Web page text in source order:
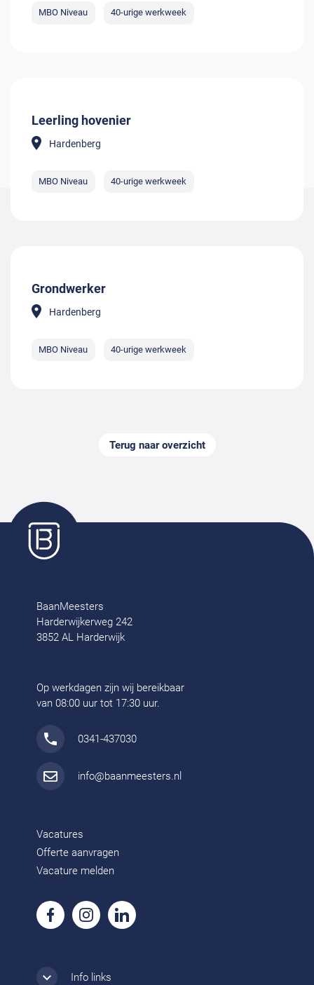
MBO Niveau 40-urige werkweek
Leerling hovenier
Hardenberg
MBO Niveau 40-urige werkweek
Grondwerker
Hardenberg
MBO Niveau 40-urige werkweek
Terug naar overzicht
BaanMeesters
Harderwijkerweg 242
3852 AL Harderwijk
Op werkdagen zijn wij bereikbaar
van 08:00 uur tot 17:30 uur.
0341-437030
info@baanmeesters.nl
Vacatures
Offerte aanvragen
Vacature melden
Info links